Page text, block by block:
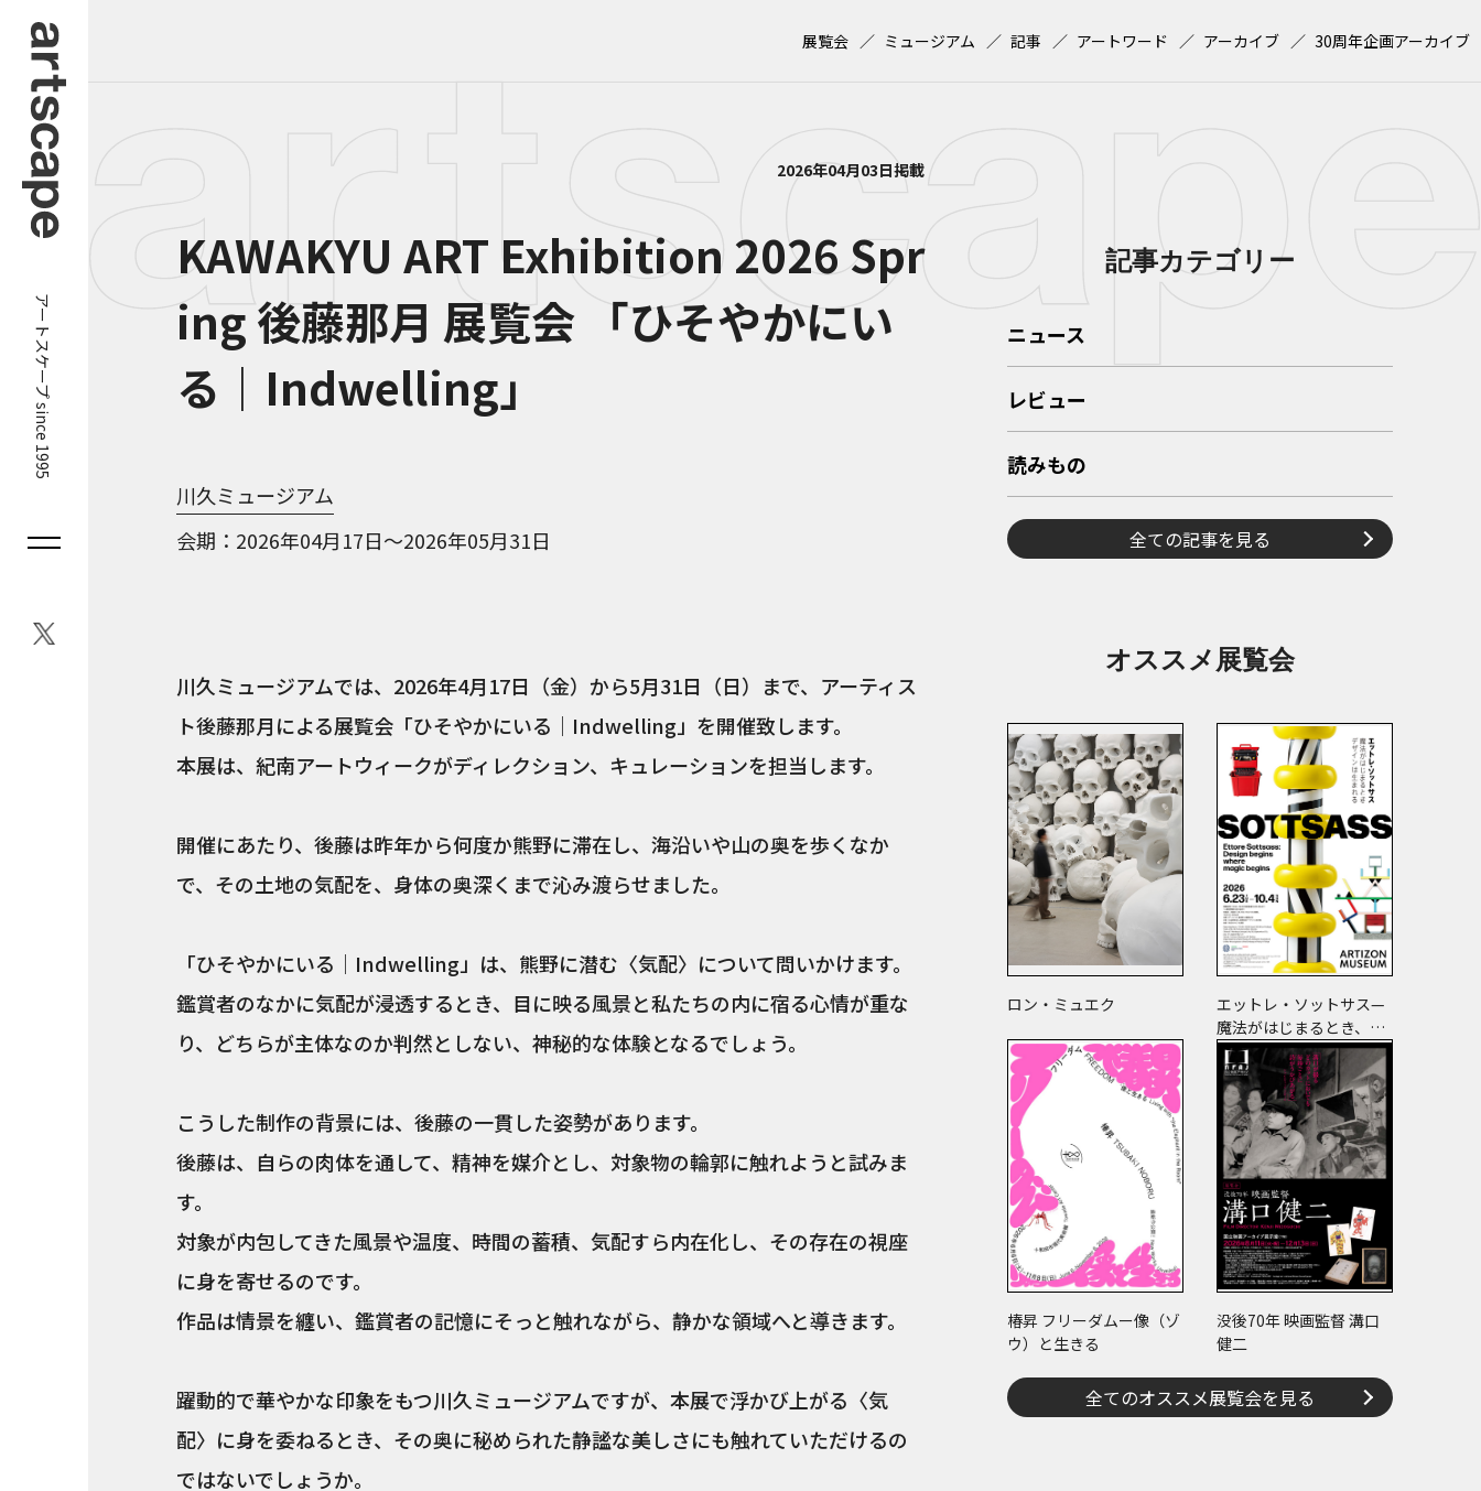
アートスケープ since 1995
展覧会 ミュージアム 記事 アートワード アーカイブ 30周年企画アーカイブ
2026年04月03日掲載
KAWAKYU ART Exhibition 2026 Spr
ing 後藤那月 展覧会 「ひそやかにい
る｜Indwelling」
川久ミュージアム
会期
2026年04月17日～2026年05月31日
川久ミュージアムでは、2026年4月17日（金）から5月31日（日）まで、アーティス
ト後藤那月による展覧会「ひそやかにいる｜Indwelling」を開催致します。
本展は、紀南アートウィークがディレクション、キュレーションを担当します。
開催にあたり、後藤は昨年から何度か熊野に滞在し、海沿いや山の奥を歩くなか
で、その土地の気配を、身体の奥深くまで沁み渡らせました。
「ひそやかにいる｜Indwelling」は、熊野に潜む〈気配〉について問いかけます。
鑑賞者のなかに気配が浸透するとき、目に映る風景と私たちの内に宿る心情が重な
り、どちらが主体なのか判然としない、神秘的な体験となるでしょう。
こうした制作の背景には、後藤の一貫した姿勢があります。
後藤は、自らの肉体を通して、精神を媒介とし、対象物の輪郭に触れようと試みま
す。
対象が内包してきた風景や温度、時間の蓄積、気配すら内在化し、その存在の視座
に身を寄せるのです。
作品は情景を纏い、鑑賞者の記憶にそっと触れながら、静かな領域へと導きます。
躍動的で華やかな印象をもつ川久ミュージアムですが、本展で浮かび上がる〈気
配〉に身を委ねるとき、その奥に秘められた静謐な美しさにも触れていただけるの
ではないでしょうか。
記事カテゴリー
ニュース
レビュー
読みもの
全ての記事を見る
オススメ展覧会
ロン・ミュエク
エットレ・ソットサス—
魔法がはじまるとき、デ
ザインは生まれる
椿昇 フリーダムー像（ゾ
ウ）と生きる
没後70年 映画監督 溝口
健二
全てのオススメ展覧会を見る